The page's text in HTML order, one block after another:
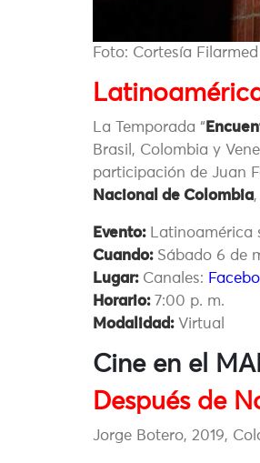
Foto: Cortesía Filarmed
La Temporada “
Brasil, Colombia y
participación de Juan
Nacional de Colombia
Evento: Latinoamérica
Cuando: Sábado 6 de
Lugar: Canales:
Horario: 7:00 p. m.
Modalidad: Virtual
Cine en el
Después de
Jorge Botero, 2019,